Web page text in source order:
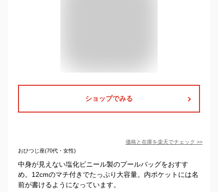
ショップでみる
価格と在庫を楽天でチェック >>
おひつじ座(70代・女性)
中身が見えない塩化ビニール製のプールバッグをおすす
め。12cmのマチ付きでたっぷり大容量。内ポケットには名
前が書けるようになっています。